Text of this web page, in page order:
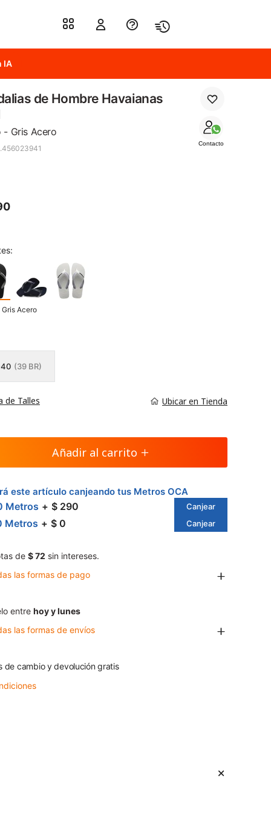
IA
de Hombre Havaianas
- Gris Acero
Contacto
Acero
(39 BR)
de Talles Ubicar en Tienda
Añadir al carrito
este artículo canjeando tus Metros OCA
Metros $ 290 Canjear
Metros $ 0 Canjear
de $ 72 sin intereses.
las formas de pago
entre hoy y lunes
las formas de envíos
de cambio y devolución gratis